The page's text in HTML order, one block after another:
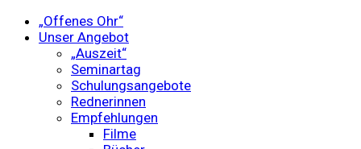
„Offenes Ohr“
Unser Angebot
„Auszeit“
Seminartag
Schulungsangebote
Rednerinnen
Empfehlungen
Filme